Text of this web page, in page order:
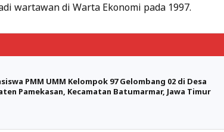
wartawan di Warta Ekonomi pada 1997.
PMM UMM Kelompok 97 Gelombang 02 di Desa
Pamekasan, Kecamatan Batumarmar, Jawa Timur